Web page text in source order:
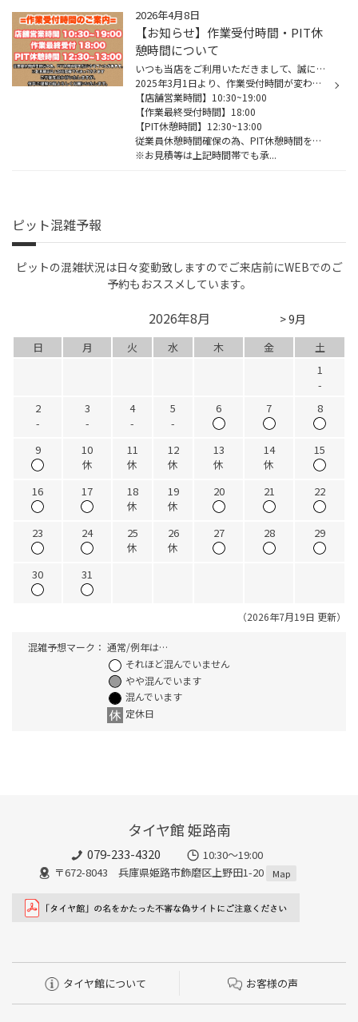
2026年4月8日
【お知らせ】作業受付時間・PIT休
憩時間について
いつも当店をご利用いただきまして、誠にありがとうございます。
2025年3月1日より、作業受付時間が変わります。
【店舗営業時間】10:30~19:00
【作業最終受付時間】18:00
【PIT休憩時間】12:30~13:00
従業員休憩時間確保の為、PIT休憩時間を設けさせていただきます。
※お見積等は上記時間帯でも承...
ピット混雑予報
ピットの混雑状況は日々変動致しますのでご来店前にWEBでのご
予約もおススメしています。
> 9月
2026年8月
日 月 火 水 木 金
土
1
-
2
-
3
-
4
-
5
-
6 7 8
9
10
休
11
休
12
休
13
休
14
休
15
16 17
18
休
19
休
20 21 22
23 24
25
休
26
休
27 28 29
30 31
（2026年7月19日 更新）
混雑予想マーク： 通常/例年は…
それほど混んでいません
やや混んでいます
混んでいます
定休日
タイヤ館 姫路南
079-233-4320
10:30～19:00
〒672-8043 兵庫県姫路市飾磨区上野田1-20
Map
タイヤ館について お客様の声